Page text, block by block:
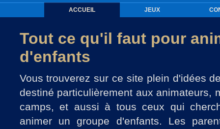
ACCUEIL JEUX
Tout ce qu'il faut pour
d'enfants
Vous trouverez sur ce site plein d'idées
destiné particulièrement aux animateurs,
camps, et aussi à tous ceux qui
animer un groupe d'enfants. Les